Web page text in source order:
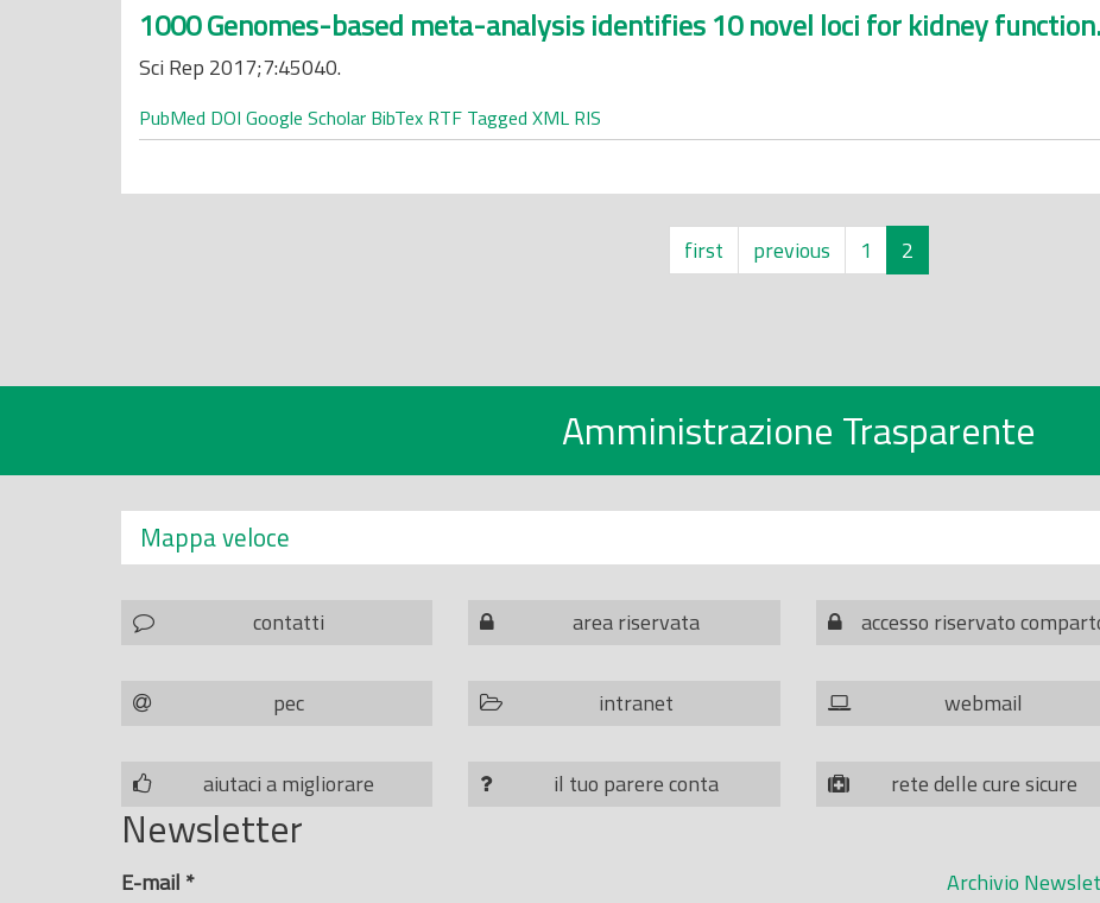
1000 Genomes-based meta-analysis identifies 10 novel loci for kidney function.
Sci Rep 2017;7:45040.
PubMed DOI Google Scholar BibTex RTF Tagged XML RIS
first previous 1 2
Amministrazione Trasparente
Mappa veloce
contatti area riservata accesso riservato
pec intranet webmail
aiutaci a migliorare il tuo parere conta rete delle cure sicure
Newsletter
Archivio
E-mail *